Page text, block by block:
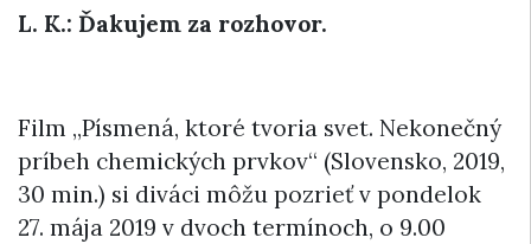
L. K.: Ďakujem za rozhovor.
Film „Písmená, ktoré tvoria svet. Nekonečný
príbeh chemických prvkov“ (Slovensko, 2019,
30 min.) si diváci môžu pozrieť v pondelok
27. mája 2019 v dvoch termínoch, o 9.00